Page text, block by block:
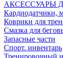
АКСЕССУАРЫ
Кардиодатчики,
Коврики для
Смазка для
Запасные части
Спорт. инвентарь
Тренировочный